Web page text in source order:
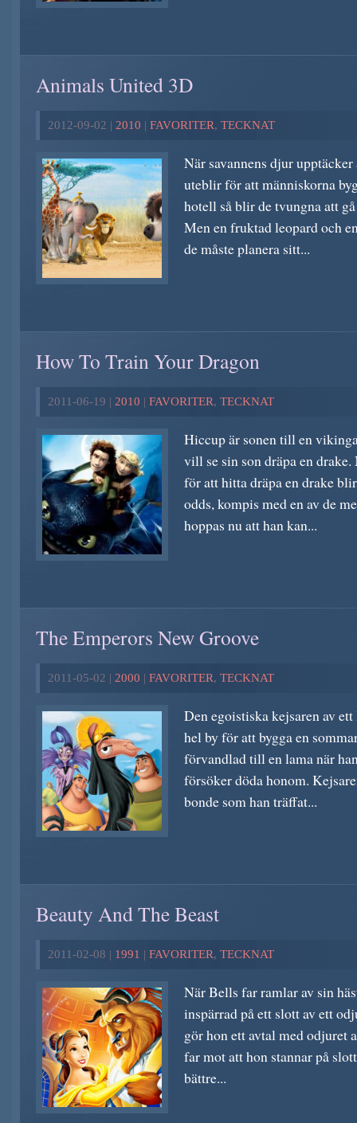
Animals United 3D
2012-09-02 | 2010 | FAVORITER, TECKNAT
När savannens djur
uteblir för att människorna
hotell så blir de tvungna att
Men en fruktad leopard och
de måste planera sitt...
How To Train Your Dragon
2011-06-19 | 2010 | FAVORITER, TECKNAT
Hiccup är sonen till en
vill se sin son dräpa en
för att hitta dräpa en drake
odds, kompis med en av de
hoppas nu att han kan...
The Emperors New Groove
2011-05-02 | 2000 | FAVORITER, TECKNAT
Den egoistiska kejsaren av
hel by för att bygga en
förvandlad till en lama när
försöker döda honom.
bonde som han träffat...
Beauty And The Beast
2011-02-08 | 1991 | FAVORITER, TECKNAT
När Bells far ramlar av sin
inspärrad på ett slott av ett
gör hon ett avtal med odjuret
far mot att hon stannar på
bättre...